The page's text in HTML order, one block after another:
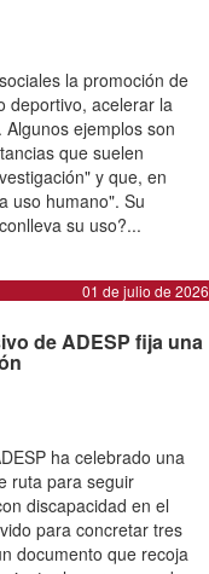
en redes sociales la
para mejorar el
o favorecer
son BCP-157, TB-
que suelen
con autorización para
Inclusivo de
avanzar en la